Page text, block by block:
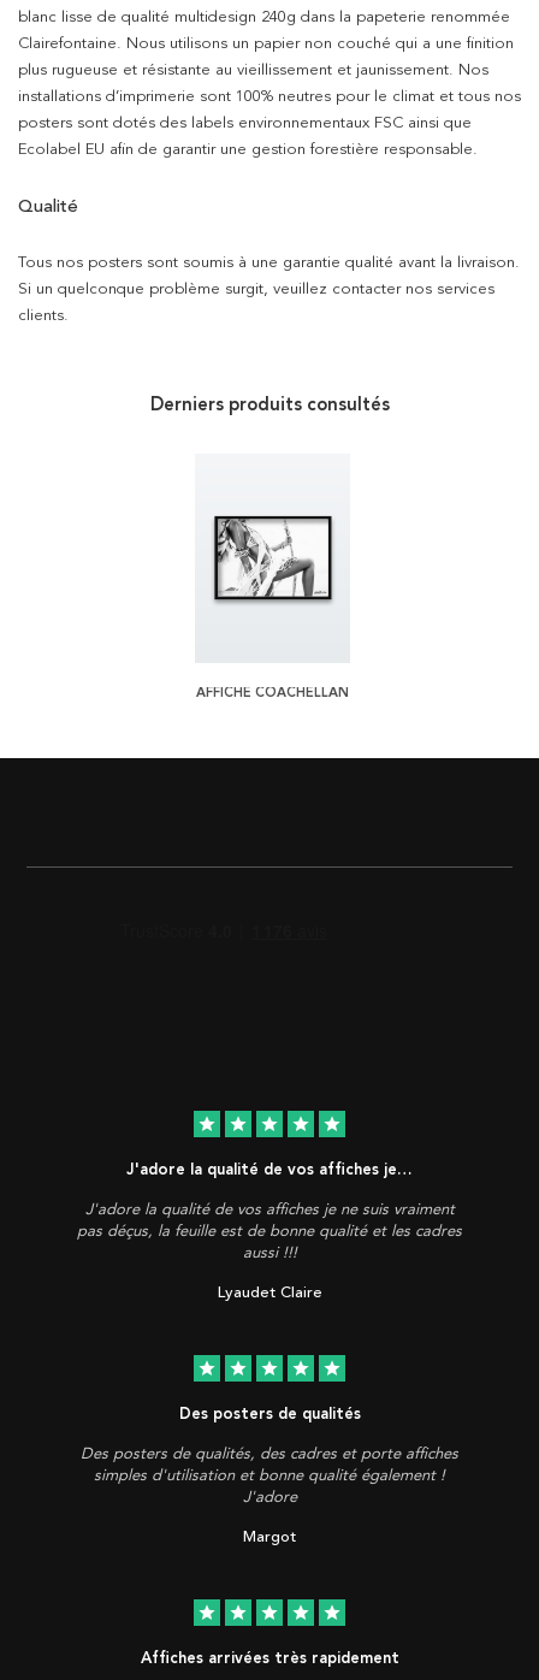
blanc lisse de qualité multidesign 240g dans la papeterie renommée
Clairefontaine. Nous utilisons un papier non couché qui a une finition
plus rugueuse et résistante au vieillissement et jaunissement. Nos
installations d’imprimerie sont 100% neutres pour le climat et tous nos
posters sont dotés des labels environnementaux FSC ainsi que
Ecolabel EU afin de garantir une gestion forestière responsable.
Qualité
Tous nos posters sont soumis à une garantie qualité avant la livraison.
Si un quelconque problème surgit, veuillez contacter nos services
clients.
Derniers produits consultés
AFFICHE COACHELLAN
star star star star star
J'adore la qualité de vos affiches je…
J'adore la qualité de vos affiches je ne suis vraiment
pas déçus, la feuille est de bonne qualité et les cadres
aussi !!!
Lyaudet Claire
star star star star star
Des posters de qualités
Des posters de qualités, des cadres et porte affiches
simples d'utilisation et bonne qualité également !
J'adore
Margot
star star star star star
Affiches arrivées très rapidement